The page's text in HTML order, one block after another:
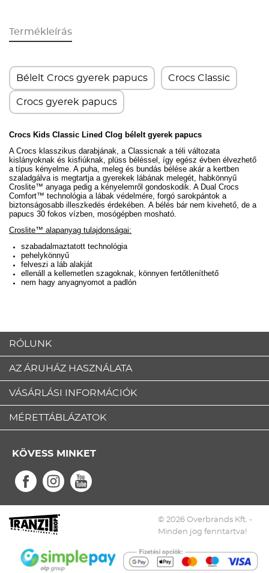
Termékleírás
Bélelt Crocs gyerek papucs Crocs Classic
Crocs gyerek papucs
Crocs Kids Classic Lined Clog bélelt gyerek papucs
A Crocs klasszikus darabjának, a Classicnak a téli változata
kislányoknak és kisfiúknak, plüss béléssel, így egész évben élvezhető
a típus kényelme. A puha, meleg és bundás bélése akár a kertben
szaladgálva is megtartja a gyerekek lábának melegét, habkönnyű
Croslite™ anyaga pedig a kényelemről gondoskodik. A Dual Crocs
Comfort™ technológia a lábak védelmére, forgó sarokpántok a
biztonságosabb illeszkedés érdekében. A bélés bár nem kivehető, de a
papucs 30 fokos vízben, mosógépben mosható.
Croslite™ alapanyag tulajdonságai:
szabadalmaztatott technológia
pehelykönnyű
felveszi a láb alakját
ellenáll a kellemetlen szagoknak, könnyen fertőtleníthető
nem hagy anyagnyomot a padlón
RÓLUNK
AZ ÁRUHÁZ HASZNÁLATA
VÁSÁRLÁSI INFORMÁCIÓK
MÉRETTÁBLÁZATOK
KÖVESS MINKET
© 2026 Overbrands Kft. -
Minden jog fenntartva!